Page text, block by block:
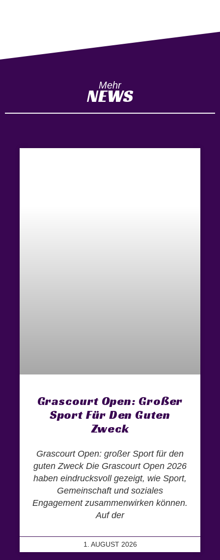
Mehr
NEWS
Grascourt Open: Großer
Sport Für Den Guten
Zweck
Grascourt Open: großer Sport für den
guten Zweck Die Grascourt Open 2026
haben eindrucksvoll gezeigt, wie Sport,
Gemeinschaft und soziales
Engagement zusammenwirken können.
Auf der
1. AUGUST 2026